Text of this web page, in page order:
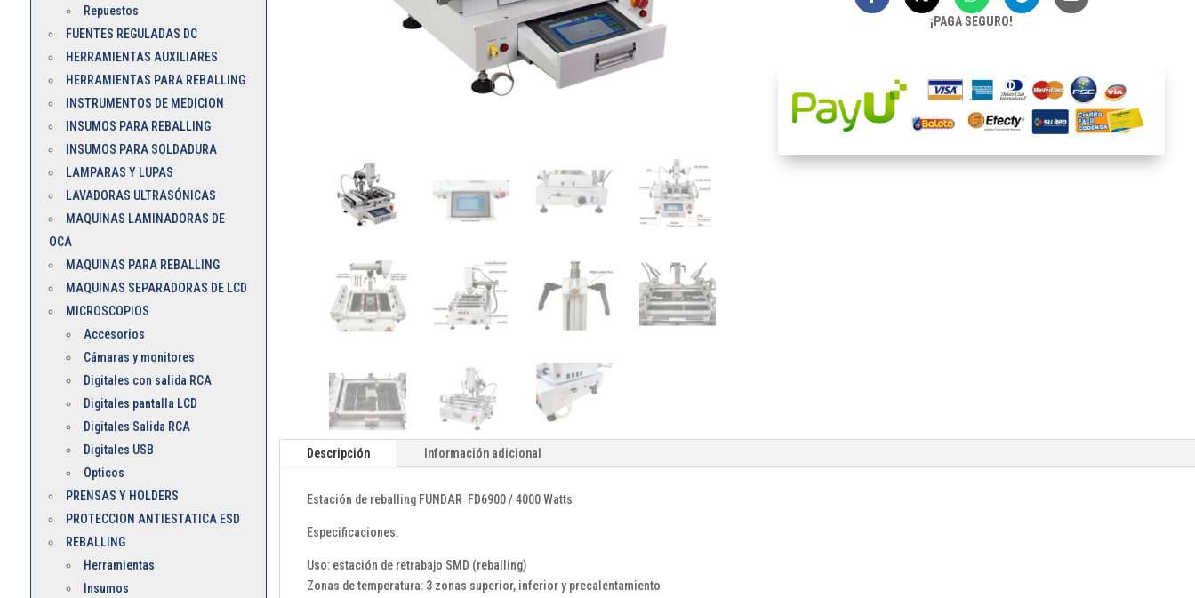
Repuestos
FUENTES REGULADAS DC
HERRAMIENTAS AUXILIARES
HERRAMIENTAS PARA REBALLING
INSTRUMENTOS DE MEDICION
INSUMOS PARA REBALLING
INSUMOS PARA SOLDADURA
LAMPARAS Y LUPAS
LAVADORAS ULTRASÓNICAS
MAQUINAS LAMINADORAS DE
OCA
MAQUINAS PARA REBALLING
MAQUINAS SEPARADORAS DE LCD
MICROSCOPIOS
Accesorios
Cámaras y monitores
Digitales con salida RCA
Digitales pantalla LCD
Digitales Salida RCA
Digitales USB
Opticos
PRENSAS Y HOLDERS
PROTECCION ANTIESTATICA ESD
REBALLING
Herramientas
Insumos
¡PAGA SEGURO!
Descripción Información adicional
Estación de reballing FUNDAR FD6900 / 4000 Watts
Especificaciones:
Uso: estación de retrabajo SMD (reballing)
Zonas de temperatura: 3 zonas superior, inferior y precalentamiento